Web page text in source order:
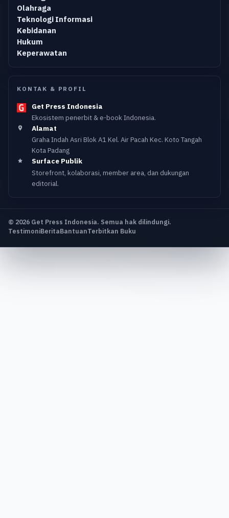
Olahraga
Teknologi Informasi
Kebidanan
Hukum
Keperawatan
KONTAK & PROFIL
Get Press Indonesia
Ekosistem penerbit & e-book Indonesia.
Alamat
Graha Indah Asri Blok A1 Kel. Air Pacah Kec. Koto Tangah
Kota Padang
Surface Publik
Storefront, kolaborasi, member area, dan dukungan
editorial.
© 2026 Get Press Indonesia. Semua hak dilindungi.
TestimoniBeritaBantuanTerbitkan Buku